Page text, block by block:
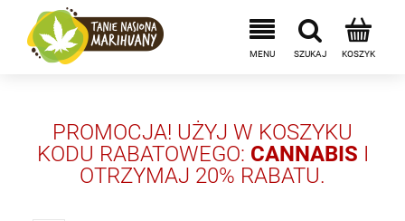
PROMOCJA! UŻYJ W KOSZYKU
KODU RABATOWEGO: CANNABIS I
OTRZYMAJ 20% RABATU.